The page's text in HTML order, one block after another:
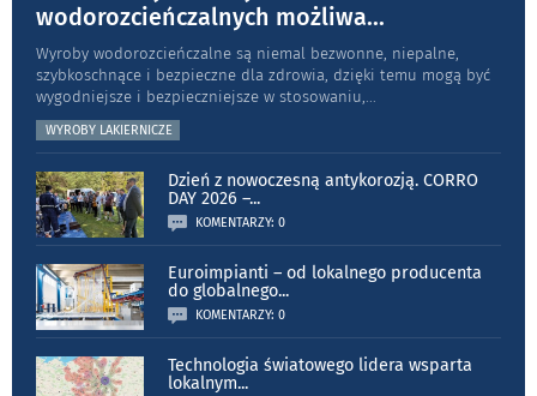
wodorozcieńczalnych możliwa...
Wyroby wodorozcieńczalne są niemal bezwonne, niepalne,
szybkoschnące i bezpieczne dla zdrowia, dzięki temu mogą być
wygodniejsze i bezpieczniejsze w stosowaniu,...
WYROBY LAKIERNICZE
Dzień z nowoczesną antykorozją. CORRO
DAY 2026 –...
KOMENTARZY: 0
Euroimpianti – od lokalnego producenta
do globalnego...
KOMENTARZY: 0
Technologia światowego lidera wsparta
lokalnym...